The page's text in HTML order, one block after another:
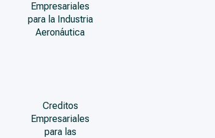
Empresariales
para la Industria
Aeronáutica
Creditos
Empresariales
para las